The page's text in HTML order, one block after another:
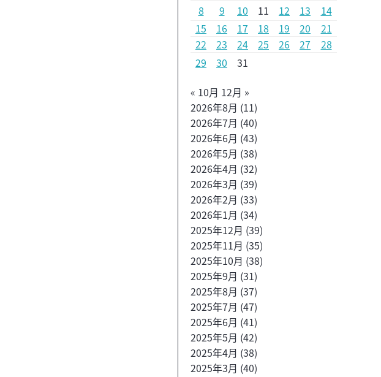
8
9 10 11 12 13
14
15
16 17 18 19 20
21
22
23 24 25 26 27
28
29
30
31
« 10月 12月 »
2026年8月 (11)
2026年7月 (40)
2026年6月 (43)
2026年5月 (38)
2026年4月 (32)
2026年3月 (39)
2026年2月 (33)
2026年1月 (34)
2025年12月 (39)
2025年11月 (35)
2025年10月 (38)
2025年9月 (31)
2025年8月 (37)
2025年7月 (47)
2025年6月 (41)
2025年5月 (42)
2025年4月 (38)
2025年3月 (40)